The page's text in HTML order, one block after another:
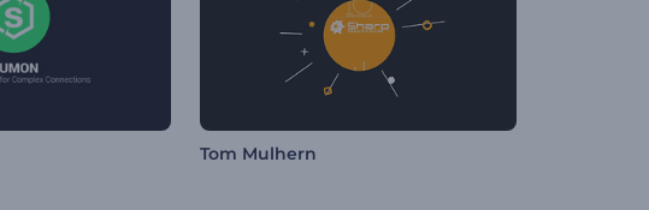
Tom Mulhern